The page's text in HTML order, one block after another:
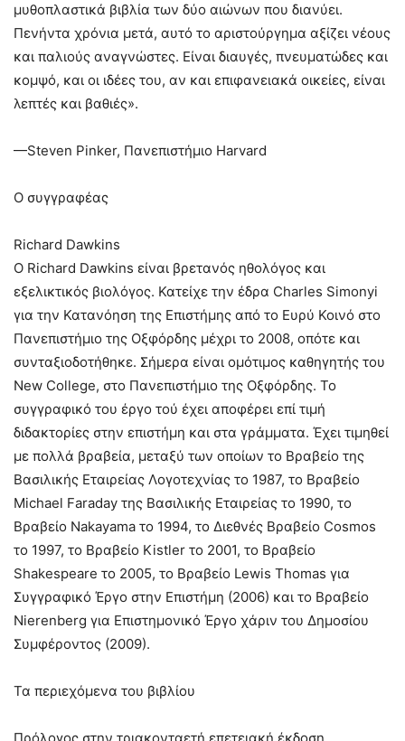
μυθοπλαστικά βιβλία των δύο αιώνων που διανύει.
Πενήντα χρόνια μετά, αυτό το αριστούργημα αξίζει νέους
και παλιούς αναγνώστες. Είναι διαυγές, πνευματώδες και
κομψό, και οι ιδέες του, αν και επιφανειακά οικείες, είναι
λεπτές και βαθιές».
—Steven Pinker, Πανεπιστήμιο Harvard
Ο συγγραφέας
Richard Dawkins
Ο Richard Dawkins είναι βρετανός ηθολόγος και
εξελικτικός βιολόγος. Κατείχε την έδρα Charles Simonyi
για την Κατανόηση της Επιστήμης από το Ευρύ Κοινό στο
Πανεπιστήμιο της Οξφόρδης μέχρι το 2008, οπότε και
συνταξιοδοτήθηκε. Σήμερα είναι ομότιμος καθηγητής του
New College, στο Πανεπιστήμιο της Οξφόρδης. Το
συγγραφικό του έργο τού έχει αποφέρει επί τιμή
διδακτορίες στην επιστήμη και στα γράμματα. Έχει τιμηθεί
με πολλά βραβεία, μεταξύ των οποίων το Βραβείο της
Βασιλικής Εταιρείας Λογοτεχνίας το 1987, το Βραβείο
Michael Faraday της Βασιλικής Εταιρείας το 1990, το
Βραβείο Nakayama το 1994, το Διεθνές Βραβείο Cosmos
το 1997, το Βραβείο Kistler το 2001, το Βραβείο
Shakespeare το 2005, το Βραβείο Lewis Thomas για
Συγγραφικό Έργο στην Επιστήμη (2006) και το Βραβείο
Nierenberg για Επιστημονικό Έργο χάριν του Δημοσίου
Συμφέροντος (2009).
Τα περιεχόμενα του βιβλίου